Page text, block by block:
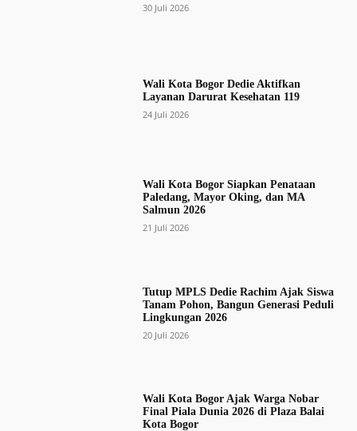
30 Juli 2026
Wali Kota Bogor Dedie Aktifkan
Layanan Darurat Kesehatan 119
24 Juli 2026
Wali Kota Bogor Siapkan Penataan
Paledang, Mayor Oking, dan MA
Salmun 2026
21 Juli 2026
Tutup MPLS Dedie Rachim Ajak Siswa
Tanam Pohon, Bangun Generasi Peduli
Lingkungan 2026
20 Juli 2026
Wali Kota Bogor Ajak Warga Nobar
Final Piala Dunia 2026 di Plaza Balai
Kota Bogor